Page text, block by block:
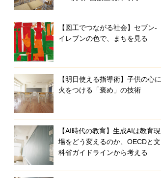
【図工でつながる社会】セブン‐
イレブンの色で、まちを見る
【明日使える指導術】子供の心に
火をつける「褒め」の技術
【AI時代の教育】生成AIは教育現
場をどう変えるのか、OECDと文
科省ガイドラインから考える